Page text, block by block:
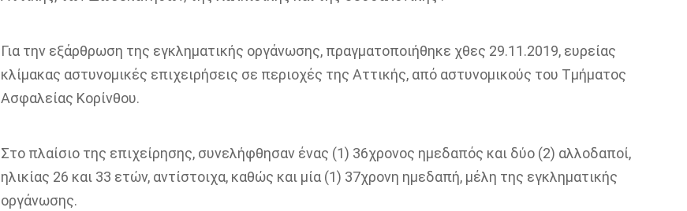
Για την εξάρθρωση της εγκληματικής οργάνωσης, πραγματοποιήθηκε χθες 29.11.2019, ευρείας
κλίμακας αστυνομικές επιχειρήσεις σε περιοχές της Αττικής, από αστυνομικούς του Τμήματος
Ασφαλείας Κορίνθου.
Στο πλαίσιο της επιχείρησης, συνελήφθησαν ένας (1) 36χρονος ημεδαπός και δύο (2) αλλοδαποί,
ηλικίας 26 και 33 ετών, αντίστοιχα, καθώς και μία (1) 37χρονη ημεδαπή, μέλη της εγκληματικής
οργάνωσης.